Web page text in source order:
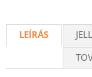
LEÍRÁS